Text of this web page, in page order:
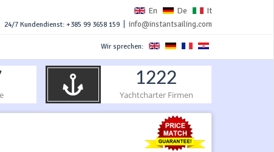
En De It
24/7 Kundendienst: +385 99 3658 159 info@instantsailing.com
Wir sprechen:
1222
Yachtcharter Firmen